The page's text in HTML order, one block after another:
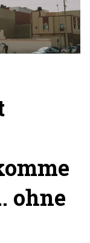
ohne